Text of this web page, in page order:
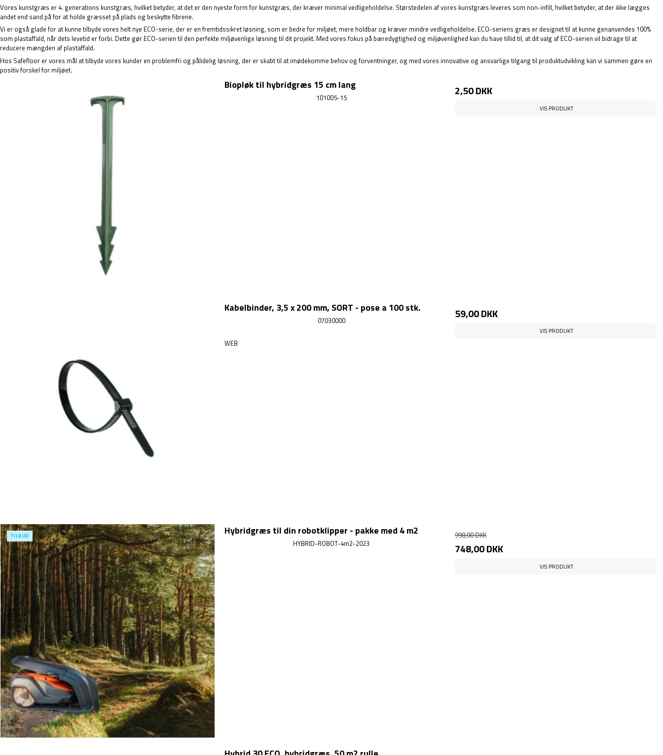
Vores kunstgræs er 4. generations kunstgræs, hvilket betyder, at det er den nyeste form for kunstgræs, der kræver minimal vedligeholdelse. Størstedelen af vores kunstgræs leveres som non-infill, hvilket betyder, at der ikke lægges
andet end sand på for at holde græsset på plads og beskytte fibrene.
Vi er også glade for at kunne tilbyde vores helt nye ECO-serie, der er en fremtidssikret løsning, som er bedre for miljøet, mere holdbar og kræver mindre vedligeholdelse. ECO-seriens græs er designet til at kunne genanvendes 100%
som plastaffald, når dets levetid er forbi. Dette gør ECO-serien til den perfekte miljøvenlige løsning til dit projekt. Med vores fokus på bæredygtighed og miljøvenlighed kan du have tillid til, at dit valg af ECO-serien vil bidrage til at
reducere mængden af plastaffald.
Hos Safefloor er vores mål at tilbyde vores kunder en problemfri og pålidelig løsning, der er skabt til at imødekomme behov og forventninger, og med vores innovative og ansvarlige tilgang til produktudvikling kan vi sammen gøre en
positiv forskel for miljøet.
Biopløk til hybridgræs 15 cm lang
101005-15 2,50 DKK
VIS PRODUKT
Kabelbinder, 3,5 x 200 mm, SORT - pose a 100 stk.
07030000
WEB
59,00 DKK
VIS PRODUKT
TILBUD Hybridgræs til din robotklipper - pakke med 4 m2
HYBRID-ROBOT-4m2-2023
998,00 DKK
748,00 DKK
VIS PRODUKT